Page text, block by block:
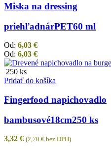
Miska na dressing
priehľadnárPET60 ml
Od: 6,03 €
Od: 6,03 €
250 ks
Pridať do košíka
Fingerfood napichovadlo
bambusové18cm250 ks
3,32 € (2,70 € bez DPH)